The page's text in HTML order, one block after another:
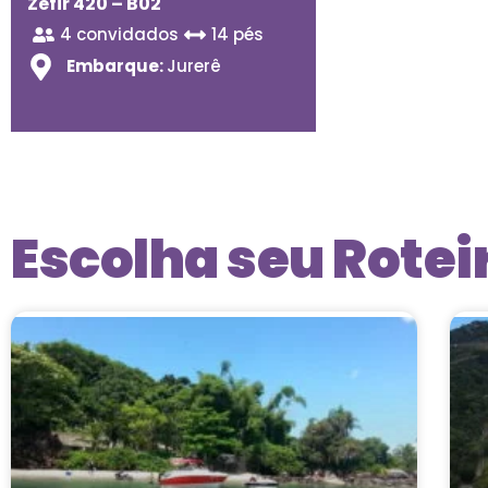
4 convidados
14 pés
Embarque:Jurerê
Escolha seu